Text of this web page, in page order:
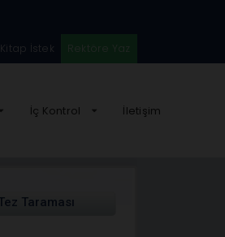
Kitap İstek Rektöre Yaz
İç Kontrol İletişim